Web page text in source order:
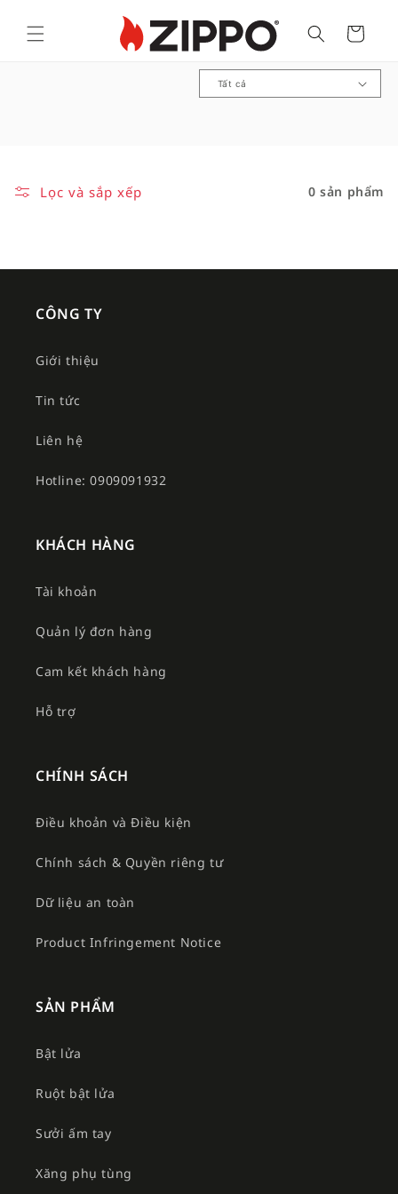
Cart
u
Lọc và sắp xếp 0 sản phẩm
CÔNG TY
Giới thiệu
Tin tức
Liên hệ
Hotline: 0909091932
KHÁCH HÀNG
Tài khoản
Quản lý đơn hàng
Cam kết khách hàng
Hỗ trợ
CHÍNH SÁCH
Điều khoản và Điều kiện
Chính sách & Quyền riêng tư
Dữ liệu an toàn
Product Infringement Notice
SẢN PHẨM
Bật lửa
Ruột bật lửa
Sưởi ấm tay
Xăng phụ tùng